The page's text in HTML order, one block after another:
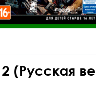
(Русская